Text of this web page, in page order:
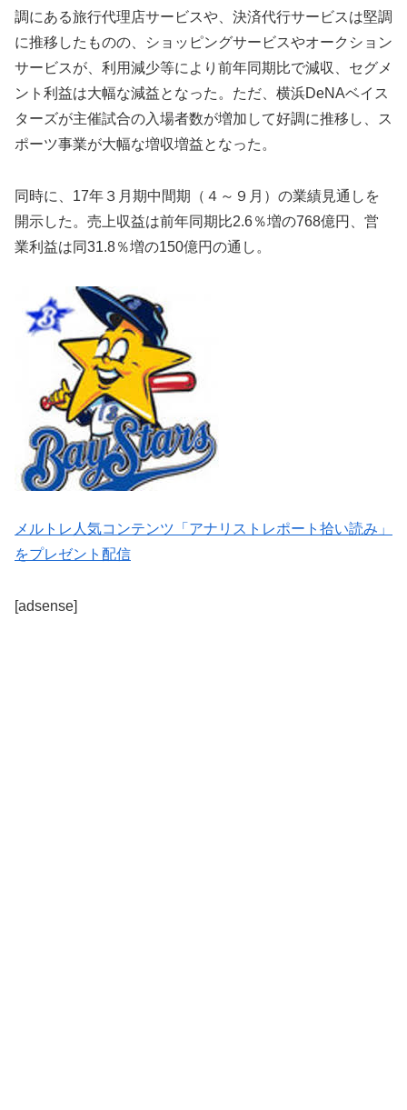
調にある旅行代理店サービスや、決済代行サービスは堅調
に推移したものの、ショッピングサービスやオークション
サービスが、利用減少等により前年同期比で減収、セグメ
ント利益は大幅な減益となった。ただ、横浜DeNAベイス
ターズが主催試合の入場者数が増加して好調に推移し、ス
ポーツ事業が大幅な増収増益となった。
同時に、17年３月期中間期（４～９月）の業績見通しを
開示した。売上収益は前年同期比2.6％増の768億円、営
業利益は同31.8％増の150億円の通し。
メルトレ人気コンテンツ「アナリストレポート拾い読み」
をプレゼント配信
[adsense]